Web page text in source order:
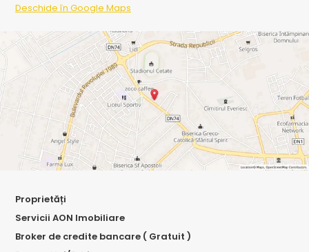
Deschide în Google Maps
Proprietăți
Servicii AON Imobiliare
Broker de credite bancare ( Gratuit )